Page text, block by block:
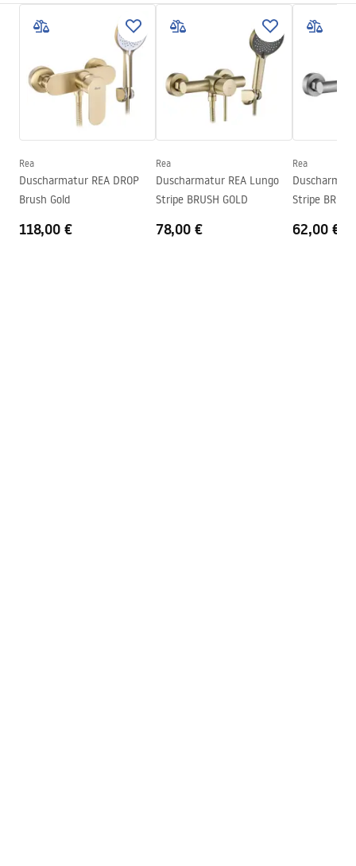
Farbe
Gold
Material
Messing, ABS
Beschichtungstechnologie
PVD
Anschuss Durchmesser
½ Zoll
Garantie
Anweisungen zum Einbau
Garantiebedingungen
Warranty_Terms_and_Conditions_Faucets_-_5.pdf
Rea
Duscharmatur REA DROP
Brush Gold
118,00 €
Rea
Duscharmatur REA Lungo
Stripe BRUSH GOLD
78,00 €
Rea
Stripe
62,00 €